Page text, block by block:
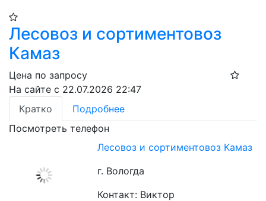
Лесовоз и сортиментовоз
Камаз
Цена по запросу
На сайте с 22.07.2026 22:47
Кратко
Подробнее
Посмотреть телефон
Лесовоз и сортиментовоз Камаз
г. Вологда
Контакт: Виктор